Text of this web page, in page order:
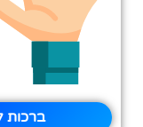
ברכות